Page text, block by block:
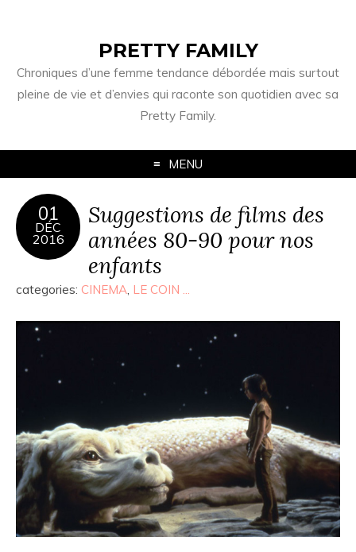
PRETTY FAMILY
Chroniques d’une femme tendance débordée mais surtout
pleine de vie et d’envies qui raconte son quotidien avec sa
Pretty Family.
MENU
01
DÉC
2016
Suggestions de films des
années 80-90 pour nos
enfants
categories: CINEMA, LE COIN ...